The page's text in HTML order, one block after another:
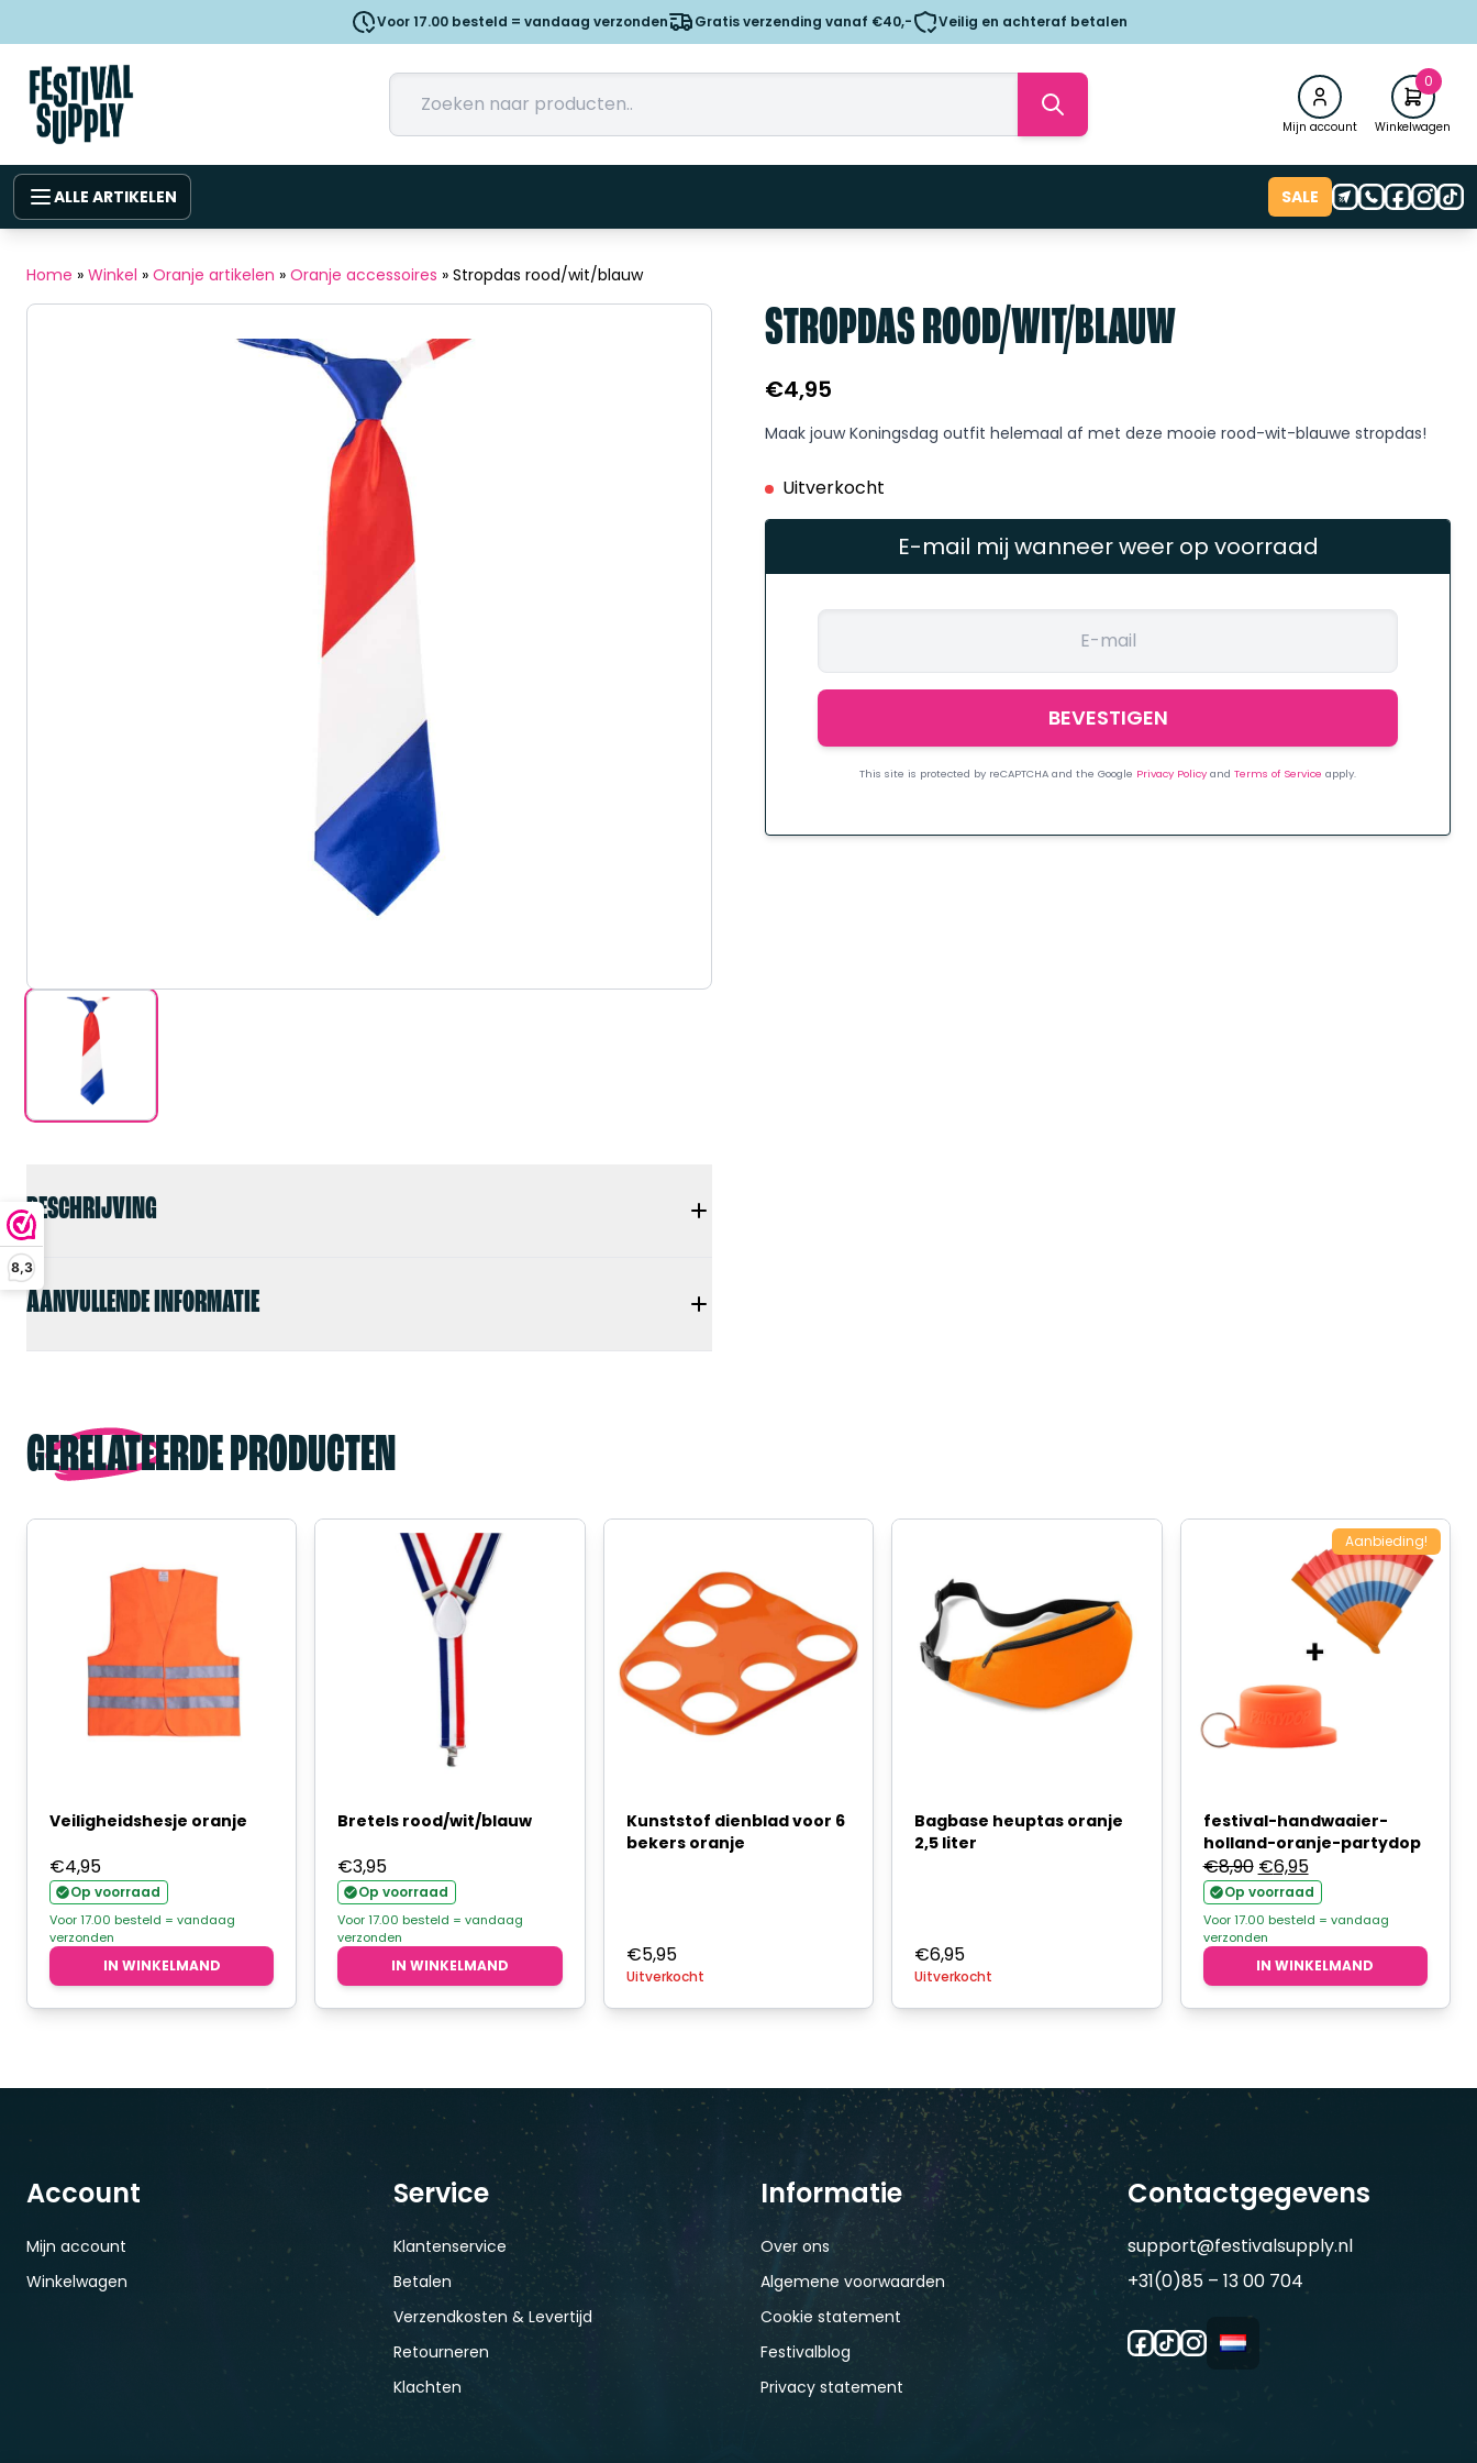
8,3
Voor 17.00 besteld = vandaag verzonden Gratis verzending vanaf €40,- Veilig en achteraf betalen
Mijn account
0
Winkelwagen
ALLE ARTIKELEN SALE
Home » Winkel » Oranje artikelen » Oranje accessoires » Stropdas rood/wit/blauw
BESCHRIJVING
AANVULLENDE INFORMATIE
STROPDAS ROOD/WIT/BLAUW
€4,95
Maak jouw Koningsdag outfit helemaal af met deze mooie rood-wit-blauwe stropdas!
Uitverkocht
E-mail mij wanneer weer op voorraad
This site is protected by reCAPTCHA and the Google Privacy Policy and Terms of Service apply.
GERELATEERDE PRODUCTEN
Veiligheidshesje oranje
€4,95
Op voorraad
Voor 17.00 besteld = vandaag
verzonden
IN WINKELMAND
Bretels rood/wit/blauw
€3,95
Op voorraad
Voor 17.00 besteld = vandaag
verzonden
IN WINKELMAND
Kunststof dienblad voor 6
bekers oranje
€5,95
Uitverkocht
Bagbase heuptas oranje
2,5 liter
€6,95
Uitverkocht
Aanbieding!
festival-handwaaier-
holland-oranje-partydop
€8,90 Oorspronkelijke
prijs
was:
€8,90.
€6,95Huidige
prijs
is:
€6,95.
Op voorraad
Voor 17.00 besteld = vandaag
verzonden
IN WINKELMAND
Account
Mijn account
Winkelwagen
Service
Klantenservice
Betalen
Verzendkosten & Levertijd
Retourneren
Klachten
Informatie
Over ons
Algemene voorwaarden
Cookie statement
Festivalblog
Privacy statement
Contactgegevens
support@festivalsupply.nl
+31(0)85 – 13 00 704